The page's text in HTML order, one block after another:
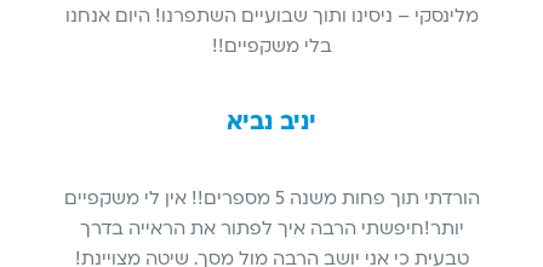
מלינסקי – ניסינו ותוך שבועיים השתפרנו! היום אנחנו
בלי משקפיים!!
יניב נביא
הורדתי תוך פחות משנה 5 מספרים!! אין לי משקפיים
יותר!חיפשתי הרבה איך לפתור את הראייה בדרך
טבעית כי אני יושב הרבה מול מסך. שיטה מצויינת!